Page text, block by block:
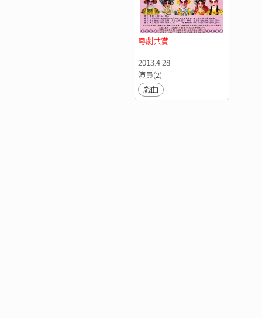
粵劇共賞
2013.4.28
演員(2)
戲曲